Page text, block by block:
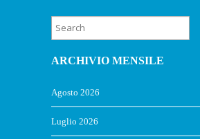
ARCHIVIO MENSILE
Agosto 2026
Luglio 2026